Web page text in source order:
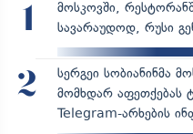
1
მოსკოვში,
სავარაუდოდ, რუსი
2
სერგეი სობიანინმა
მომხდარ აფეთქებას
Telegram-არხების